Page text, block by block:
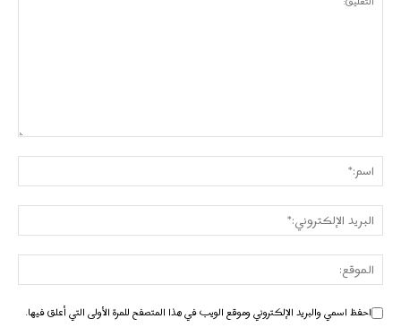
احفظ اسمي والبريد الإلكتروني وموقع الويب في هذا المتصفح للمرة الأولى التي أعلق فيها.